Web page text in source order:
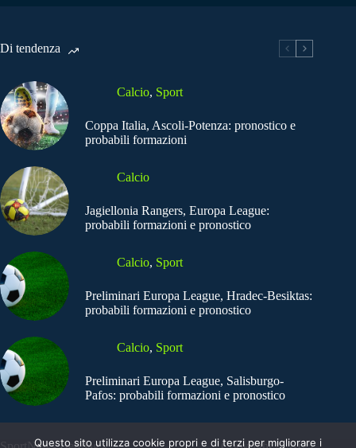
Di tendenza
Calcio, Sport
Coppa Italia, Ascoli-Potenza: pronostico e
probabili formazioni
Calcio
Jagiellonia Rangers, Europa League:
probabili formazioni e pronostico
Calcio, Sport
Preliminari Europa League, Hradec-Besiktas:
probabili formazioni e pronostico
Calcio, Sport
Preliminari Europa League, Salisburgo-
Pafos: probabili formazioni e pronostico
Questo sito utilizza cookie propri e di terzi per migliorare i